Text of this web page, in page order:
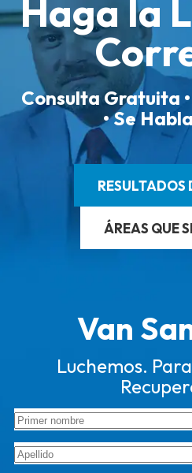
Haga la
Consulta Gratuita
• Se
RESULTADOS
ÁREAS QUE
Van
Luchemos.